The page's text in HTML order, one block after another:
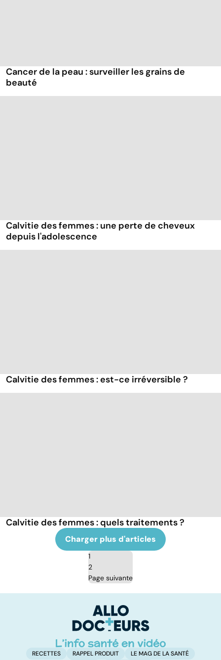
Cancer de la peau : surveiller les grains de
beauté
Calvitie des femmes : une perte de cheveux
depuis l'adolescence
Calvitie des femmes : est-ce irréversible ?
Calvitie des femmes : quels traitements ?
Charger plus d'articles
1
2
Page suivante
RECETTES RAPPEL PRODUIT LE MAG DE LA SANTÉ